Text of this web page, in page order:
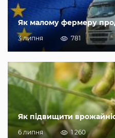
Як малому фермеру
3 липня 781
Як підвищити
6 липня 1 260